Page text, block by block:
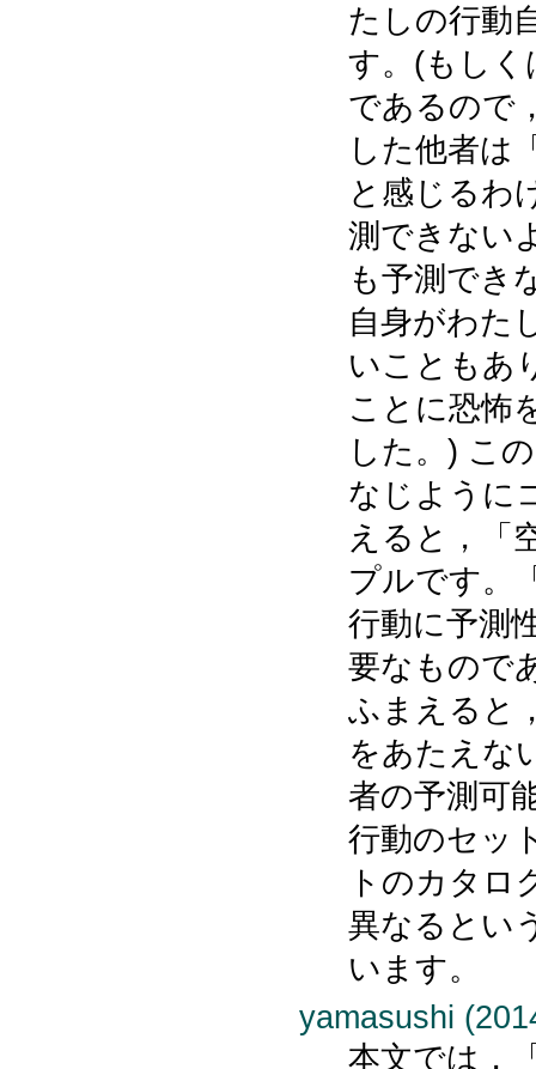
たしの行動
す。(もしく
であるので
した他者は
と感じるわ
測できない
も予測でき
自身がわた
いこともあ
ことに恐怖
した。) こ
なじように
えると，「
プルです。
行動に予測
要なもので
ふまえると
をあたえな
者の予測可
行動のセッ
トのカタロ
異なるとい
います。
yamasushi
本文では，